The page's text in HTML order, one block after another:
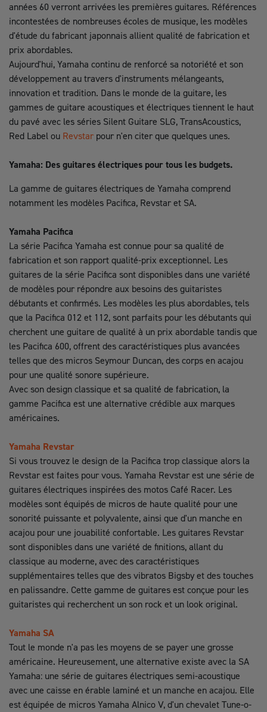
années 60 verront arrivées les premières guitares. Références
incontestées de nombreuses écoles de musique, les modèles
d'étude du fabricant japonnais allient qualité de fabrication et
prix abordables.
Aujourd'hui, Yamaha continu de renforcé sa notoriété et son
développement au travers d'instruments mélangeants,
innovation et tradition. Dans le monde de la guitare, les
gammes de guitare acoustiques et électriques tiennent le haut
du pavé avec les séries Silent Guitare SLG, TransAcoustics,
Red Label ou Revstar pour n'en citer que quelques unes.
Yamaha: Des guitares électriques pour tous les budgets.
La gamme de guitares électriques de Yamaha comprend
notamment les modèles Pacifica, Revstar et SA.
Yamaha Pacifica
La série Pacifica Yamaha est connue pour sa qualité de
fabrication et son rapport qualité-prix exceptionnel. Les
guitares de la série Pacifica sont disponibles dans une variété
de modèles pour répondre aux besoins des guitaristes
débutants et confirmés. Les modèles les plus abordables, tels
que la Pacifica 012 et 112, sont parfaits pour les débutants qui
cherchent une guitare de qualité à un prix abordable tandis que
les Pacifica 600, offrent des caractéristiques plus avancées
telles que des micros Seymour Duncan, des corps en acajou
pour une qualité sonore supérieure.
Avec son design classique et sa qualité de fabrication, la
gamme Pacifica est une alternative crédible aux marques
américaines.
Yamaha Revstar
Si vous trouvez le design de la Pacifica trop classique alors la
Revstar est faites pour vous. Yamaha Revstar est une série de
guitares électriques inspirées des motos Café Racer. Les
modèles sont équipés de micros de haute qualité pour une
sonorité puissante et polyvalente, ainsi que d'un manche en
acajou pour une jouabilité confortable. Les guitares Revstar
sont disponibles dans une variété de finitions, allant du
classique au moderne, avec des caractéristiques
supplémentaires telles que des vibratos Bigsby et des touches
en palissandre. Cette gamme de guitares est conçue pour les
guitaristes qui recherchent un son rock et un look original.
Yamaha SA
Tout le monde n'a pas les moyens de se payer une grosse
américaine. Heureusement, une alternative existe avec la SA
Yamaha: une série de guitares électriques semi-acoustique
avec une caisse en érable laminé et un manche en acajou. Elle
est équipée de micros Yamaha Alnico V, d'un chevalet Tune-o-